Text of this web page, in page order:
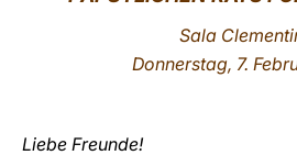
Sala
Donnerstag, 7.
Liebe Freunde!